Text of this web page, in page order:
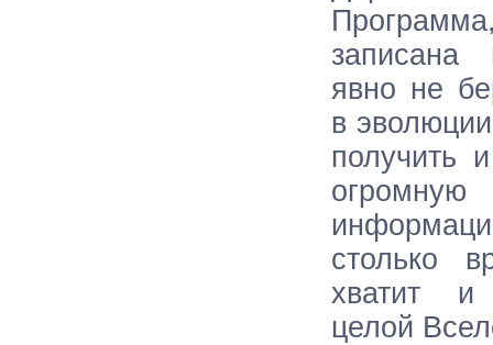
явно не
в
получить
столько
хватит и
целой